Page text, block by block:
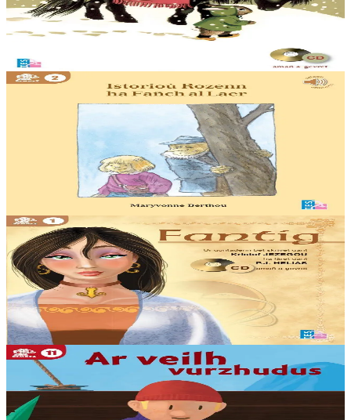
Ar goañv eo. Ar c’honikl bihan n’en deus netra ken da zebriñ.
Kavet en deus div garotezenn ruz war an erc’h. Debriñ a raio unan
hag e roio eben d’ar pone....
Er stok
5 bloaz hag ouzhpenn
Istorioù Rozenn ha Fañch al laer
Istorioù Rozenn, ur plac’h vihan ha ne fell ket dezhi heuliañ
kuzulioù fur Mamm-Gozh. Troioù-kamm Fañch al Laer a glask an
tu da vevañ hep kaout naon na riv....
9 bloaz hag ouzhpenn
TES
Fantig
Ur plac’h yaouank a wisk an dilhad soudard evit mont da vrezeliñ.
Kontet gant P.-J. Heliaz ha skipailh Sten Charbonneau.
Er stok11,00 €
5 bloaz hag ouzhpenn
Stok diviet
Ar veilh vurzhudus